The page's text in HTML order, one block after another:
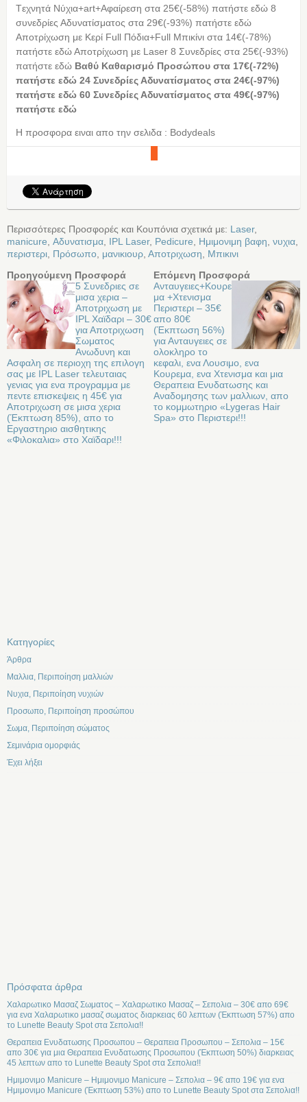
Tεχνητά Νύχια+art+Aφαίρεση στα 25€(-58%) πατήστε εδώ 8
συνεδρίες Αδυνατίσματος στα 29€(-93%) πατήστε εδώ
Αποτρίχωση με Κερί Full Πόδια+Full Μπικίνι στα 14€(-78%)
πατήστε εδώ Αποτρίχωση με Laser 8 Συνεδρίες στα 25€(-93%)
πατήστε εδώ Βαθύ Καθαρισμό Προσώπου στα 17€(-72%)
πατήστε εδώ 24 Συνεδρίες Αδυνατίσματος στα 24€(-97%)
πατήστε εδώ 60 Συνεδρίες Αδυνατίσματος στα 49€(-97%)
πατήστε εδώ
Η προσφορα ειναι απο την σελιδα : Bodydeals
Περισσότερες Προσφορές και Κουπόνια σχετικά με: Laser,
manicure Αδυνατισμα IPL Laser, Pedicure Ημιμονιμη βαφη νυχια
περιστερι Πρόσωπο μανικιουρ Αποτριχωση
Μπικινι
Προηγούμενη Προσφορά
5 Συνεδριες σε
μισα χερια –
Αποτριχωση με
IPL Χαϊδαρι – 30€
για Αποτριχωση
Σωματος
Ανωδυνη και
Ασφαλη σε περιοχη της επιλογη
σας με IPL Laser τελευταιας
γενιας για ενα προγραμμα με
πεντε επισκεψεις η 45€ για
Αποτριχωση σε μισα χερια
(Έκπτωση 85%), απο το
Εργαστηριο αισθητικης
«Φιλοκαλια» στo Χαϊδαρι!!!
Επόμενη Προσφορά
Ανταυγειες+Κουρε
μα +Χτενισμα
Περιστερι – 35€
απο 80€
(Έκπτωση 56%)
για Ανταυγειες σε
ολοκληρο το
κεφαλι, ενα Λουσιμο, ενα
Κουρεμα, ενα Χτενισμα και μια
Θεραπεια Ενυδατωσης και
Αναδομησης των μαλλιων, απο
το κομμωτηριο «Lygeras Hair
Spa» στο Περιστερι!!!
Kατηγορίες
Άρθρα
Μαλλια, Περιποίηση μαλλιών
Νυχια, Περιποίηση νυχιών
Προσωπο, Περιποίηση προσώπου
Σωμα, Περιποίηση σώματος
Σεμινάρια ομορφιάς
Έχει λήξει
Πρόσφατα άρθρα
Χαλαρωτικο Μασαζ Σωματος – Χαλαρωτικο Μασαζ – Σεπολια – 30€ απο 69€
για ενα Χαλαρωτικο μασαζ σωματος διαρκειας 60 λεπτων (Έκπτωση 57%) απο
το Lunette Beauty Spot στα Σεπολια!!
Θεραπεια Ενυδατωσης Προσωπου – Θεραπεια Προσωπου – Σεπολια – 15€
απο 30€ για μια Θεραπεια Ενυδατωσης Προσωπου (Έκπτωση 50%) διαρκειας
45 λεπτων απο το Lunette Beauty Spot στα Σεπολια!!
Ημιμονιμο Manicure – Ημιμονιμο Manicure – Σεπολια – 9€ απο 19€ για ενα
Ημιμονιμο Manicure (Έκπτωση 53%) απο το Lunette Beauty Spot στα Σεπολια!!